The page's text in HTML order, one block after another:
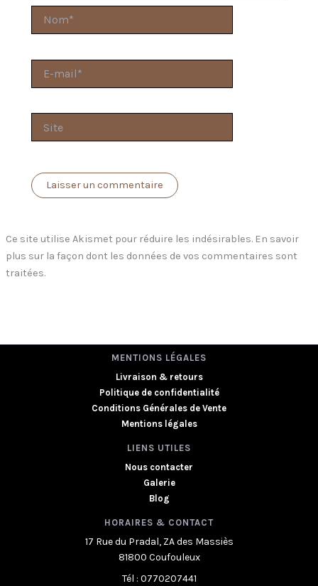
mail*
Ce site utilise Akismet pour réduire les indésirables. En savoir
plus sur la façon dont les données de vos commentaires sont
traitées.
MENTIONS LÉGALES
Livraison & retours
Politique de confidentialité
Conditions Générales de Vente
Mentions légales
LIENS UTILES
Nous contacter
Galerie
Blog
HORAIRES & CONTACT
17 Rue du Pradal, ZA des Massiès
81800 Coufouleux
Tél : 0770207441